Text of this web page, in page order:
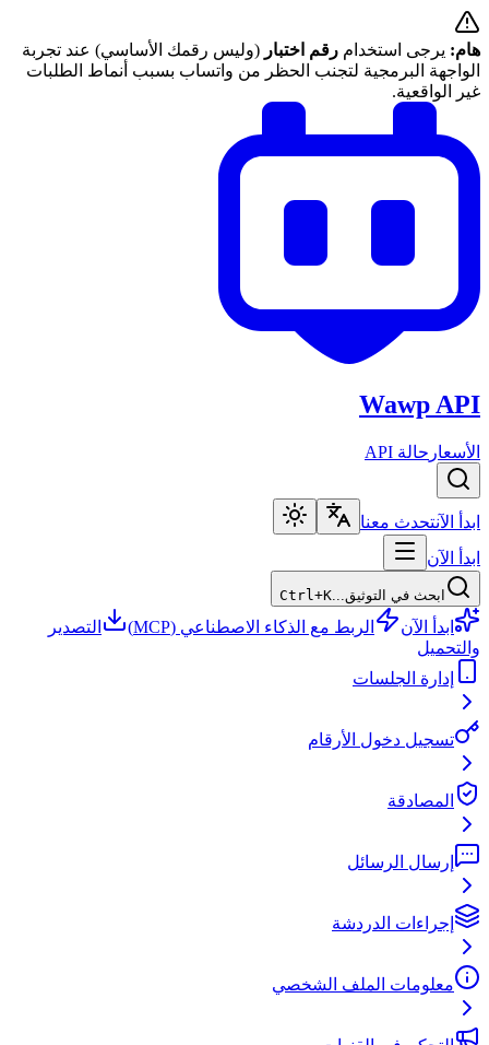
هام: يرجى استخدام رقم اختبار (وليس رقمك الأساسي) عند تجربة
الواجهة البرمجية لتجنب الحظر من واتساب بسبب أنماط الطلبات
غير الواقعية.
Wawp API
الأسعار حالة API
ابدأ الآنتحدث معنا
ابدأ الآن
ابحث في التوثيق... Ctrl+K
ابدأ الآن الربط مع الذكاء الاصطناعي (MCP)
التصدير
والتحميل
إدارة الجلسات
تسجيل دخول الأرقام
المصادقة
إرسال الرسائل
إجراءات الدردشة
معلومات الملف الشخصي